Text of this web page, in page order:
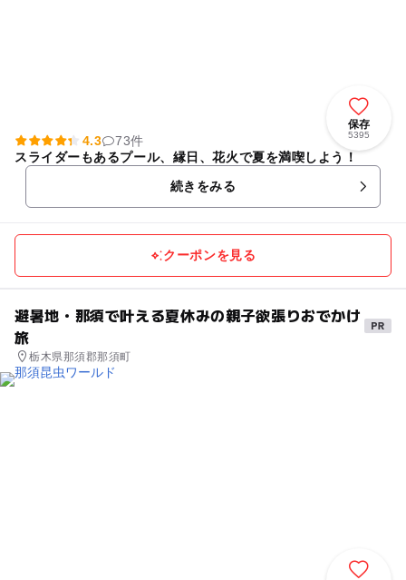
保存
5395
4.3
73件
スライダーもあるプール、縁日、花火で夏を満喫しよう！
続きをみる
クーポンを見る
避暑地・那須で叶える夏休みの親子欲張りおでかけ
旅
栃木県那須郡那須町